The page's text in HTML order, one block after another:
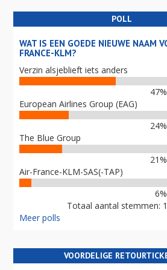
POLL
WAT IS EEN GOEDE NIEUWE NAAM
FRANCE-KLM?
Verzin alsjeblieft iets anders
European Airlines Group (EAG)
The Blue Group
Air-France-KLM-SAS(-TAP)
Totaal aantal stemmen:
Meer polls
VOORDELIGE